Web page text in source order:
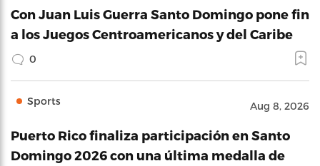
Con Juan Luis Guerra Santo Domingo pone fin
a los Juegos Centroamericanos y del Caribe
0
Sports Aug 8, 2026
Puerto Rico finaliza participación en Santo
Domingo 2026 con una última medalla de